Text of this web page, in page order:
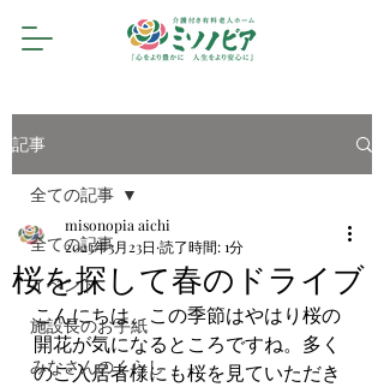
記事
全ての記事
イベント
施設長のお手紙
みなさんのくらし
全ての記事
桜を探して春のドライブ
misonopia aichi
2023年3月23日 読了時間: 1分
こんにちは、この季節はやはり桜の
開花が気になるところですね。多く
のご入居者様にも桜を見ていただき